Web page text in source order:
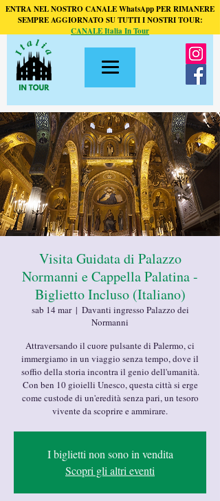
ENTRA NEL NOSTRO CANALE WhatsApp PER RIMANERE
SEMPRE AGGIORNATO SU TUTTI I NOSTRI TOUR:
CANALE Italia In Tour
Visita Guidata di Palazzo
Normanni e Cappella Palatina -
Biglietto Incluso (Italiano)
sab 14 mar
  |
Davanti ingresso Palazzo dei
Normanni
Attraversando il cuore pulsante di Palermo, ci
immergiamo in un viaggio senza tempo, dove il
soffio della storia incontra il genio dell'umanità.
Con ben 10 gioielli Unesco, questa città si erge
come custode di un'eredità senza pari, un tesoro
vivente da scoprire e ammirare.
I biglietti non sono in vendita
Scopri gli altri eventi